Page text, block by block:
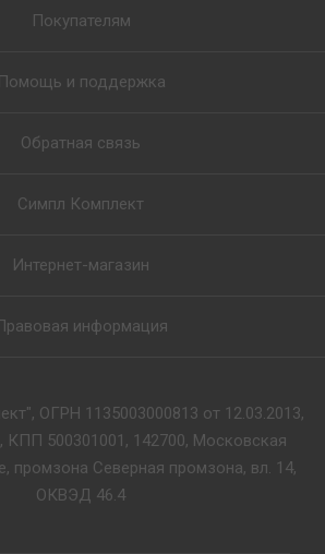
Покупателям
Помощь и поддержка
Обратная связь
Симпл Комплект
Интернет-магазин
информация
ОГРН 1135003000813 от 12.03.2013,
КПП 500301001, 142700, Московская
промзона Северная промзона, вл. 14,
ОКВЭД 46.4